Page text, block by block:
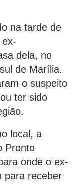
na tarde de
ex-
dela, no
de Marília.
o suspeito
ter sido
local, a
Pronto
onde o ex-
para receber